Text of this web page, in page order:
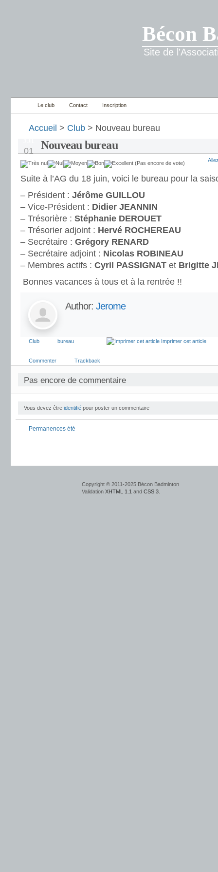
Bécon
Site de
Le club Contact Inscription
Accueil > Club > Nouveau bureau
01 Nouveau bureau
(Pas encore de vote)
Suite à l’AG du 18 juin, voici le bureau pour la
– Président : Jérôme GUILLOU
– Vice-Président : Didier JEANNIN
– Trésorière : Stéphanie DEROUET
– Trésorier adjoint : Hervé ROCHEREAU
– Secrétaire : Grégory RENARD
– Secrétaire adjoint : Nicolas ROBINEAU
– Membres actifs : Cyril PASSIGNAT et Brigitte
Bonnes vacances à tous et à la rentrée !!
Author: Jerome
Club bureau Imprimer cet article
Commenter Trackback
Pas encore de commentaire
Vous devez être identifié pour poster un commentaire
Permanences été
Copyright © 2011-2025 Bécon Badminton
Validation XHTML 1.1 and CSS 3